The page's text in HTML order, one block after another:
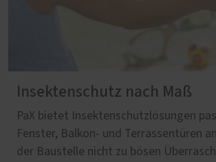
Insektenschutz nach Maß
PaX bietet Insektenschutzlösungen
Fenster, Balkon- und Terrassentüren
der Baustelle nicht zu bösen